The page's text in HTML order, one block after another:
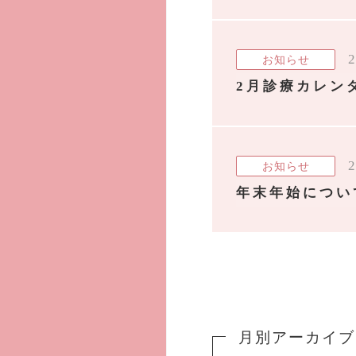
お知らせ
2月診療カレン
お知らせ
年末年始につい
月別アーカイブ